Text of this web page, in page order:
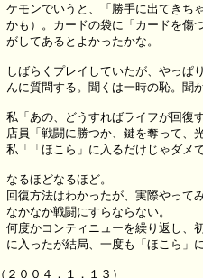
ケモンでいうと、「勝手に出てきち
かも）。カードの袋に「カードを傷
がしてあるとよかったかな。
しばらくプレイしていたが、やっぱ
んに質問する。聞くは一時の恥。聞
私「あの、どうすればライフが回復
店員「戦闘に勝つか、鍵を奪って、
私「「ほこら」に入るだけじゃダメ
なるほどなるほど。
回復方法はわかったが、実際やって
なかなか戦闘にすらならない。
何度かコンティニューを繰り返し、
に入ったが結局、一度も「ほこら」